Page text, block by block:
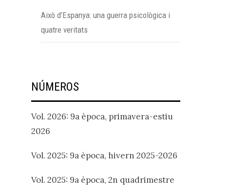
Això d’Espanya: una guerra psicològica i
quatre veritats
NÚMEROS
Vol. 2026: 9a època, primavera-estiu
2026
Vol. 2025: 9a època, hivern 2025-2026
Vol. 2025: 9a època, 2n quadrimestre